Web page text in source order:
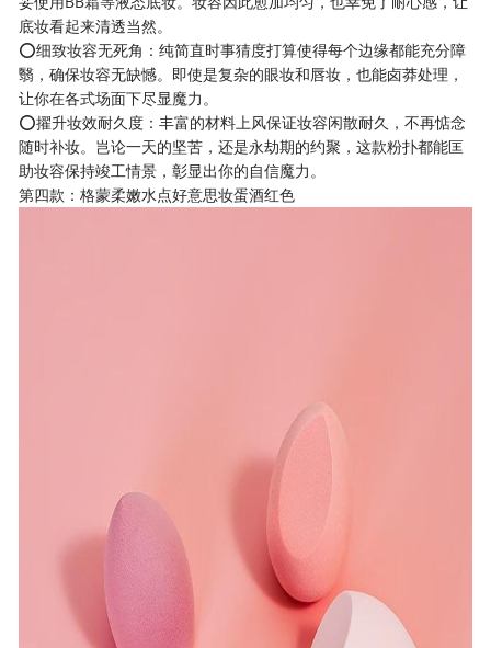
底妆看起来清透当然。
⭕细致妆容无死角：纯简直时事猜度打算使得每个边缘都能充分障
翳，确保妆容无缺憾。即使是复杂的眼妆和唇妆，也能卤莽处理，
让你在各式场面下尽显魔力。
⭕擢升妆效耐久度：丰富的材料上风保证妆容闲散耐久，不再惦念
随时补妆。岂论一天的坚苦，还是永劫期的约聚，这款粉扑都能匡
助妆容保持竣工情景，彰显出你的自信魔力。
第四款：格蒙柔嫩水点好意思妆蛋酒红色